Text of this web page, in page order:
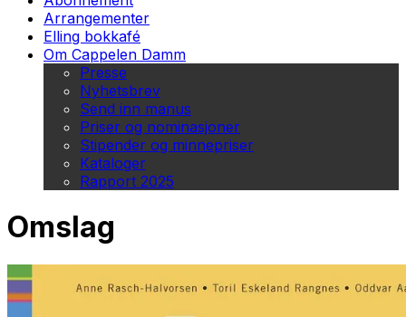
Arrangementer
Elling bokkafé
Om Cappelen Damm
Presse
Nyhetsbrev
Send inn manus
Priser og nominasjoner
Stipender og minnepriser
Kataloger
Rapport 2025
Omslag